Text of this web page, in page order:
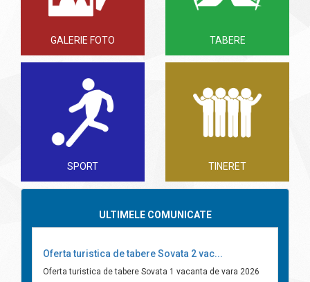
GALERIE FOTO TABERE
SPORT TINERET
ULTIMELE COMUNICATE
Oferta turistica de tabere Sovata 2 vac...
Oferta turistica de tabere Sovata 1 vacanta de vara 2026